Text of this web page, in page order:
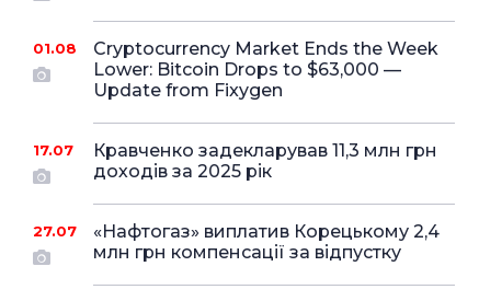
01.08
Cryptocurrency Market Ends the Week
Lower: Bitcoin Drops to $63,000 —
Update from Fixygen
17.07
Кравченко задекларував 11,3 млн грн
доходів за 2025 рік
27.07
«Нафтогаз» виплатив Корецькому 2,4
млн грн компенсації за відпустку